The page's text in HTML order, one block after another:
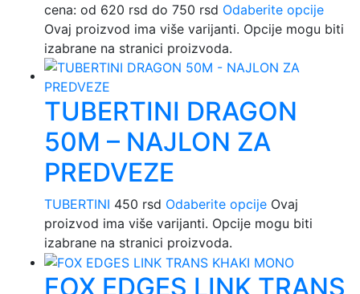
cena: od 620 rsd do 750 rsd Odaberite opcije
Ovaj proizvod ima više varijanti. Opcije mogu biti
izabrane na stranici proizvoda.
TUBERTINI DRAGON
50M – NAJLON ZA
PREDVEZE
TUBERTINI 450 rsd Odaberite opcije Ovaj
proizvod ima više varijanti. Opcije mogu biti
izabrane na stranici proizvoda.
FOX EDGES LINK TRANS